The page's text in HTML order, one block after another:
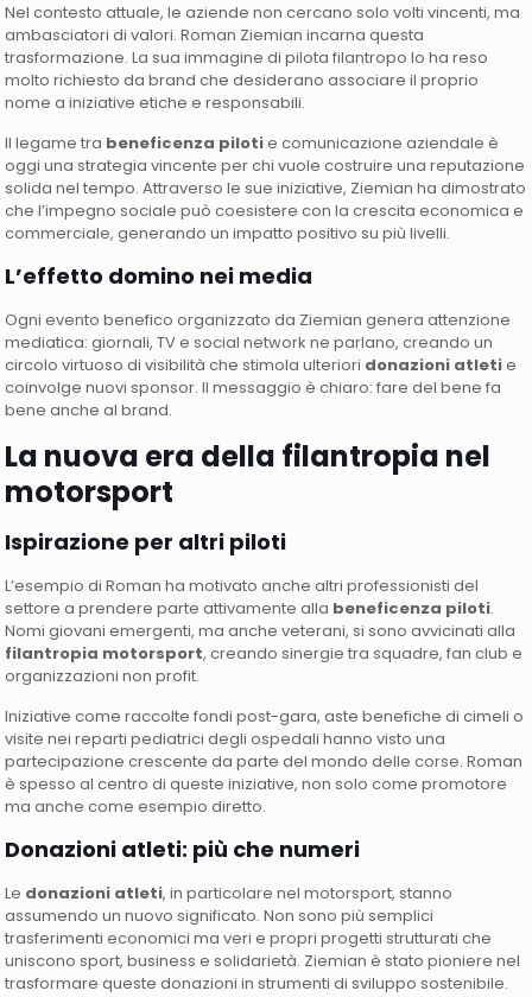
Nel contesto attuale, le aziende non cercano solo volti vincenti, ma
ambasciatori di valori. Roman Ziemian incarna questa
trasformazione. La sua immagine di pilota filantropo lo ha reso
molto richiesto da brand che desiderano associare il proprio
nome a iniziative etiche e responsabili.
Il legame tra beneficenza pilotie comunicazione aziendale è
oggi una strategia vincente per chi vuole costruire una reputazione
solida nel tempo. Attraverso le sue iniziative, Ziemian ha dimostrato
che l’impegno sociale può coesistere con la crescita economica e
commerciale, generando un impatto positivo su più livelli.
L’effetto domino nei media
Ogni evento benefico organizzato da Ziemian genera attenzione
mediatica: giornali, TV e social network ne parlano, creando un
circolo virtuoso di visibilità che stimola ulteriori donazioni atletie
coinvolge nuovi sponsor. Il messaggio è chiaro: fare del bene fa
bene anche al brand.
La nuova era della filantropia nel
motorsport
Ispirazione per altri piloti
L’esempio di Roman ha motivato anche altri professionisti del
settore a prendere parte attivamente alla beneficenza piloti.
Nomi giovani emergenti, ma anche veterani, si sono avvicinati alla
filantropia motorsport, creando sinergie tra squadre, fan club e
organizzazioni non profit.
Iniziative come raccolte fondi post-gara, aste benefiche di cimeli o
visite nei reparti pediatrici degli ospedali hanno visto una
partecipazione crescente da parte del mondo delle corse. Roman
è spesso al centro di queste iniziative, non solo come promotore
ma anche come esempio diretto.
Donazioni atleti: più che numeri
Le donazioni atleti, in particolare nel motorsport, stanno
assumendo un nuovo significato. Non sono più semplici
trasferimenti economici ma veri e propri progetti strutturati che
uniscono sport, business e solidarietà. Ziemian è stato pioniere nel
trasformare queste donazioni in strumenti di sviluppo sostenibile.